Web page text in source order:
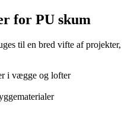
for PU skum
til en bred vifte af projekter,
i vægge og lofter